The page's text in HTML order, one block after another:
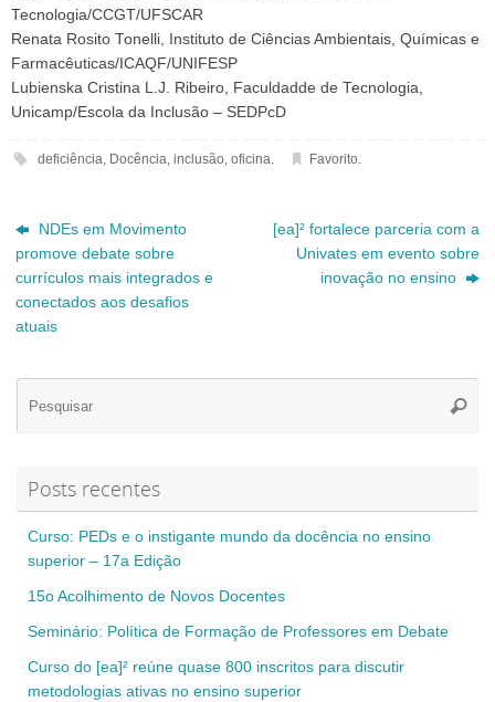
Tecnologia/CCGT/UFSCAR
Renata Rosito Tonelli, Instituto de Ciências Ambientais, Químicas e
Farmacêuticas/ICAQF/UNIFESP
Lubienska Cristina L.J. Ribeiro, Faculdadde de Tecnologia,
Unicamp/Escola da Inclusão – SEDPcD
deficiência, Docência, inclusão, oficina. Favorito.
NDEs em Movimento
promove debate sobre
currículos mais integrados e
conectados aos desafios
atuais
[ea]² fortalece parceria com a
Univates em evento sobre
inovação no ensino
Posts recentes
Curso: PEDs e o instigante mundo da docência no ensino
superior – 17a Edição
15o Acolhimento de Novos Docentes
Seminário: Política de Formação de Professores em Debate
Curso do [ea]² reúne quase 800 inscritos para discutir
metodologias ativas no ensino superior